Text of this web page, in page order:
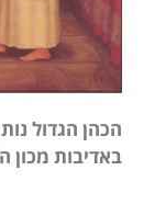
הכהן הגדול
באדיבות מכון